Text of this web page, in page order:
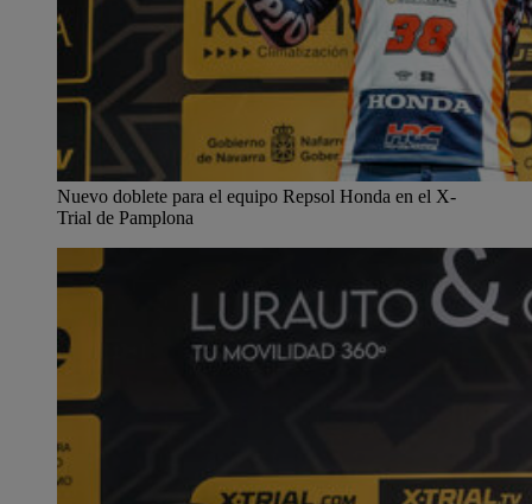
Nuevo doblete para el equipo Repsol Honda en el X-
Trial de Pamplona